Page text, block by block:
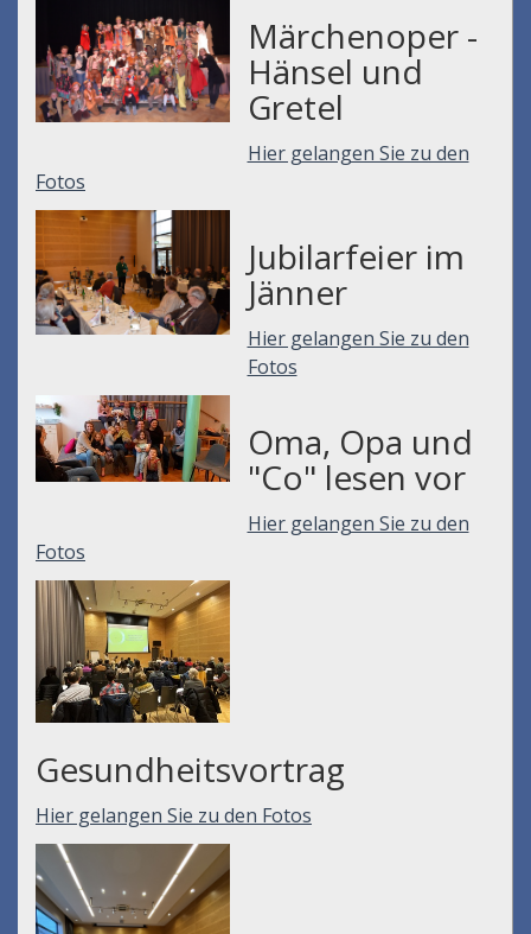
Märchenoper -
Hänsel und
Gretel
Hier gelangen Sie zu den
Fotos
Jubilarfeier im
Jänner
Hier gelangen Sie zu den
Fotos
Oma, Opa und
"Co" lesen vor
Hier gelangen Sie zu den
Fotos
Gesundheitsvortrag
Hier gelangen Sie zu den Fotos